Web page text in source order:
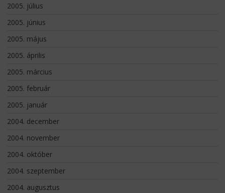
2005. július
2005. június
2005. május
2005. április
2005. március
2005. február
2005. január
2004. december
2004. november
2004. október
2004. szeptember
2004. augusztus